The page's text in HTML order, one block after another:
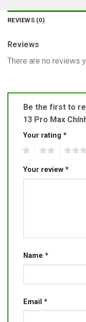
REVIEWS (0)
Reviews
There are no reviews
Be the first to
13 Pro Max
Your rating *
Your review *
Name *
Email *